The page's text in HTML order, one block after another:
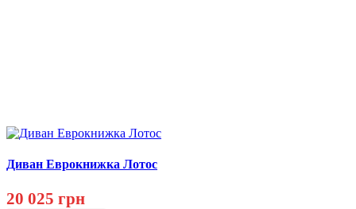
Диван Еврокнижка Лотос
20 025 грн